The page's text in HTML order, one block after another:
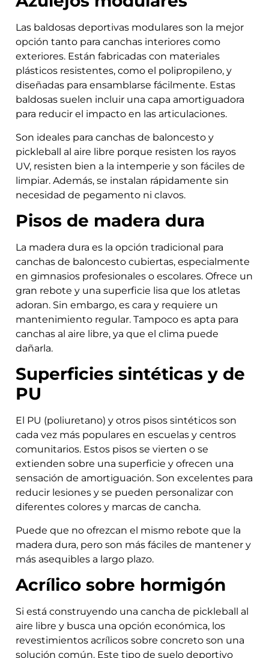
Las baldosas deportivas modulares son la mejor
opción tanto para canchas interiores como
exteriores. Están fabricadas con materiales
plásticos resistentes, como el polipropileno, y
diseñadas para ensamblarse fácilmente. Estas
baldosas suelen incluir una capa amortiguadora
para reducir el impacto en las articulaciones.
Son ideales para canchas de baloncesto y
pickleball al aire libre porque resisten los rayos
UV, resisten bien a la intemperie y son fáciles de
limpiar. Además, se instalan rápidamente sin
necesidad de pegamento ni clavos.
Pisos de madera dura
La madera dura es la opción tradicional para
canchas de baloncesto cubiertas, especialmente
en gimnasios profesionales o escolares. Ofrece un
gran rebote y una superficie lisa que los atletas
adoran. Sin embargo, es cara y requiere un
mantenimiento regular. Tampoco es apta para
canchas al aire libre, ya que el clima puede
dañarla.
Superficies sintéticas y de
PU
El PU (poliuretano) y otros pisos sintéticos son
cada vez más populares en escuelas y centros
comunitarios. Estos pisos se vierten o se
extienden sobre una superficie y ofrecen una
sensación de amortiguación. Son excelentes para
reducir lesiones y se pueden personalizar con
diferentes colores y marcas de cancha.
Puede que no ofrezcan el mismo rebote que la
madera dura, pero son más fáciles de mantener y
más asequibles a largo plazo.
Acrílico sobre hormigón
Si está construyendo una cancha de pickleball al
aire libre y busca una opción económica, los
revestimientos acrílicos sobre concreto son una
solución común. Este tipo de suelo deportivo